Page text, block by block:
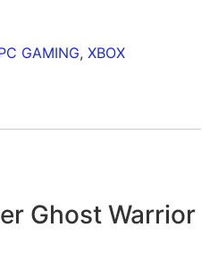
GAMING, XBOX
Ghost Warrior